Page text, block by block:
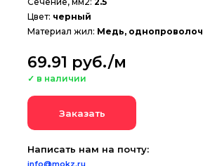
69.91 руб./м
✓ в наличии
Заказать
info@mokz.ru
Цвет: черный
Материал жил: Медь,
Написать нам на почту: